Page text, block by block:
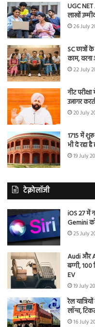
UGC
लाखों
26 July
SC
काम,
22 July
नीट
उजागर
20 July
1715 में
भी दे रहा है
19 July
टेक्नोलॉजी
iOS 27 में
Gemini
25 July
Audi और
बग्गी,
EV
19 July
रेल
लॉन्च,
16 July